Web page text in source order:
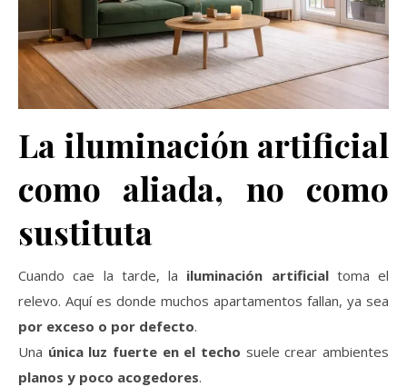
La iluminación artificial
como aliada, no como
sustituta
Cuando cae la tarde, la iluminación artificialtoma el
relevo. Aquí es donde muchos apartamentos fallan, ya sea
por exceso o por defecto.
Una única luz fuerte en el techo suele crear ambientes
planos y poco acogedores.